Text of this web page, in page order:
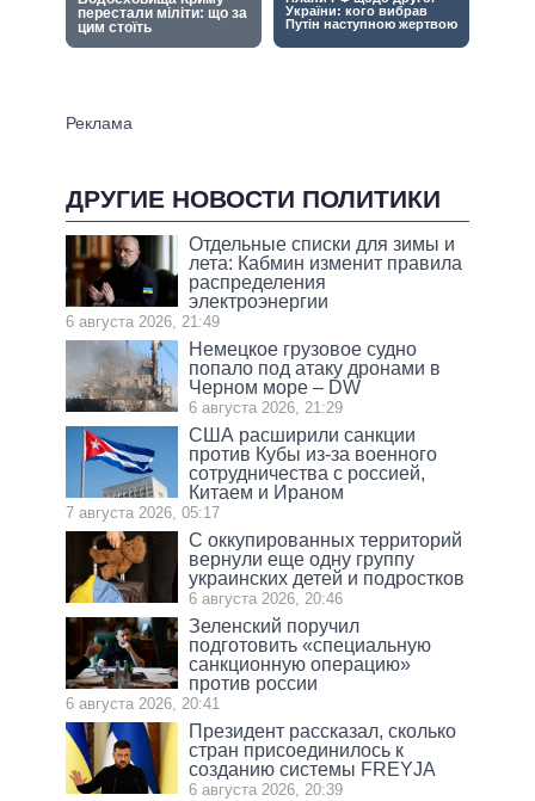
ДРУГИЕ НОВОСТИ ПОЛИТИКИ
Отдельные списки для зимы и
лета: Кабмин изменит правила
распределения
электроэнергии
6 августа 2026, 21:49
Немецкое грузовое судно
попало под атаку дронами в
Черном море – DW
6 августа 2026, 21:29
США расширили санкции
против Кубы из-за военного
сотрудничества с россией,
Китаем и Ираном
7 августа 2026, 05:17
С оккупированных территорий
вернули еще одну группу
украинских детей и подростков
6 августа 2026, 20:46
Зеленский поручил
подготовить «специальную
санкционную операцию»
против россии
6 августа 2026, 20:41
Президент рассказал, сколько
стран присоединилось к
созданию системы FREYJA
6 августа 2026, 20:39